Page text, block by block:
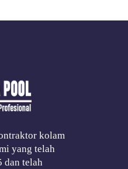
kolam
yang telah
dan telah